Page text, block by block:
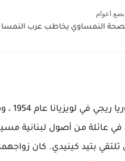
اعوام
النمساوي يخاطب عرب النمسا
ولدت
عائلة من أصول لبنانية
تلتقي بتيد كينيدي. كان